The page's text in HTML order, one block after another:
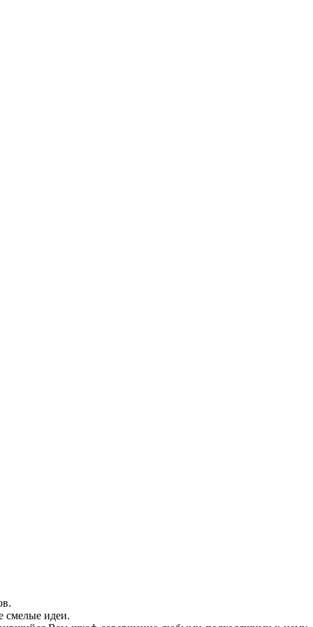
смелые идеи.